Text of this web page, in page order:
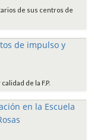
de sus centros de
de la F.P.